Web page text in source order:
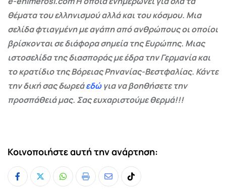
θέματα του ελληνισμού αλλά και του κόσμου. Μια
σελίδα φτιαγμένη με αγάπη από ανθρώπους οι οποίοι
βρίσκονται σε διάφορα σημεία της Ευρώπης. Μιας
ιστοσελίδα της διασποράς με έδρα την Γερμανία και
το κρατίδιο της Βόρειας Ρηνανίας-Βεστφαλίας. Κάντε
την δική σας δωρεάεδώγια να βοηθήσετε την
προσπάθειά μας. Σας ευχαριστούμε θερμά!!!
Κοινοποιήστε αυτή την ανάρτηση:
Whatsapp
Print
ShareTiktok